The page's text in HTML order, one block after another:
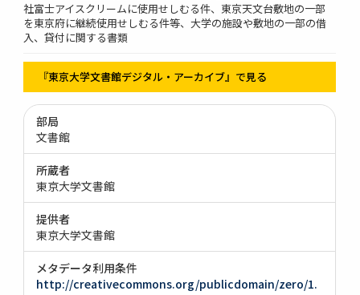
社富士アイスクリームに使用せしむる件、東京天文台敷地の一部
を東京府に継続使用せしむる件等、大学の施設や敷地の一部の借
入、貸付に関する書類
『東京大学文書館デジタル・アーカイブ』で見る
部局
文書館
所蔵者
東京大学文書館
提供者
東京大学文書館
メタデータ利用条件
http://creativecommons.org/publicdomain/zero/1.